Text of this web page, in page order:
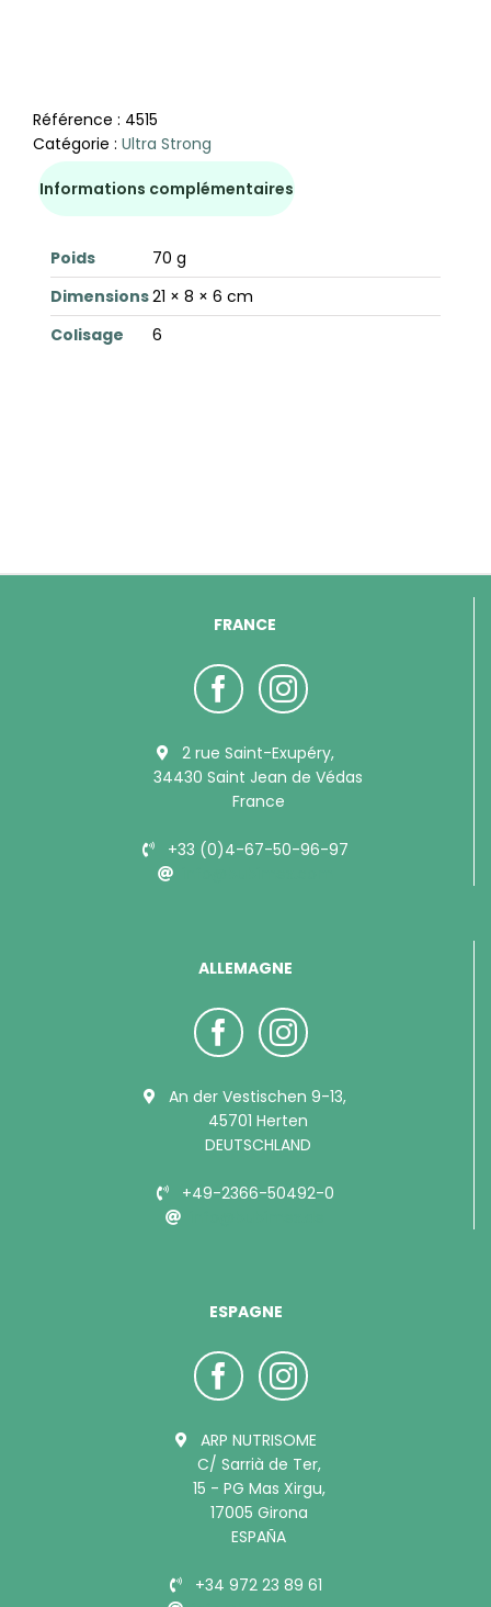
Référence : 4515
Catégorie : Ultra Strong
Informations complémentaires
Poids
70 g
Dimensions21 × 8 × 6 cm
Colisage
6
FRANCE
2 rue Saint-Exupéry,
34430 Saint Jean de Védas
France
+33 (0)4-67-50-96-97
ALLEMAGNE
An der Vestischen 9-13,
45701 Herten
DEUTSCHLAND
+49-2366-50492-0
ESPAGNE
ARP NUTRISOME
C/ Sarrià de Ter,
15 - PG Mas Xirgu,
17005 Girona
ESPAÑA
+34 972 23 89 61